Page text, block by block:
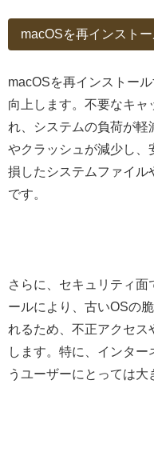
macOSを再インスト
macOSを再インストー
向上します。不要なキャ
れ、システムの負荷が軽
やクラッシュが減少し、
損したシステムファイル
です。
さらに、セキュリティ面
ールにより、古いOSの
れるため、不正アクセ
します。特に、インタ
うユーザーにとっては大